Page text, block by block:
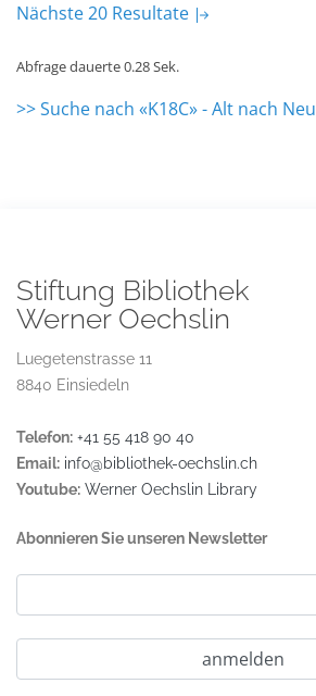
Nächste 20 Resultate
Abfrage dauerte 0.28 Sek.
>> Suche nach «K18C» - Alt nach Neu
Stiftung Bibliothek
Werner Oechslin
Luegetenstrasse 11
8840 Einsiedeln
Telefon: +41 55 418 90 40
Email: info@bibliothek-oechslin.ch
Youtube: Werner Oechslin Library
Abonnieren Sie unseren Newsletter